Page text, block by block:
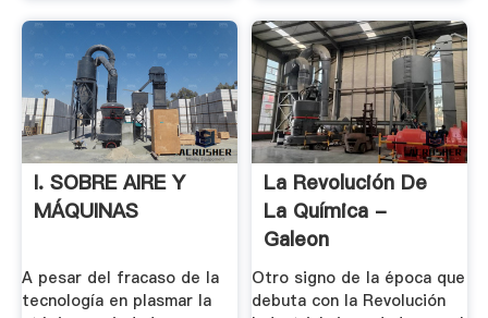
I. SOBRE AIRE Y
MÁQUINAS
A pesar del fracaso de la
tecnología en plasmar la
La Revolución De
La Química -
Galeon
Otro signo de la época que
debuta con la Revolución